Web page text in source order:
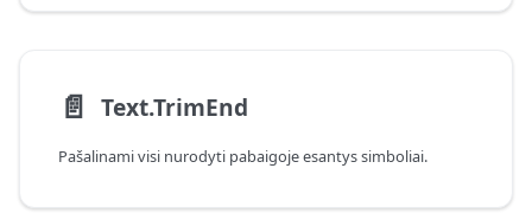
📄️ Text.TrimEnd
Pašalinami visi nurodyti pabaigoje esantys simboliai.